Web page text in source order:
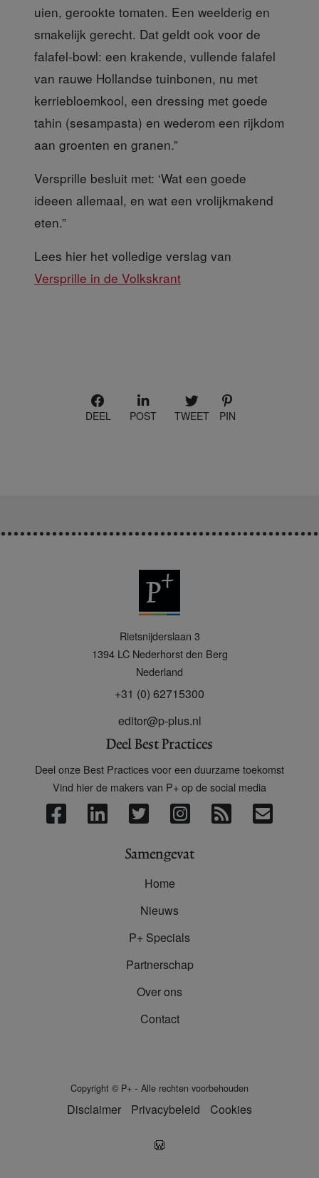
uien, gerookte tomaten. Een weelderig en
smakelijk gerecht. Dat geldt ook voor de
falafel-bowl: een krakende, vullende falafel
van rauwe Hollandse tuinbonen, nu met
kerriebloemkool, een dressing met goede
tahin (sesampasta) en wederom een rijkdom
aan groenten en granen.”
Versprille besluit met: ‘Wat een goede
ideeen allemaal, en wat een vrolijkmakend
eten.”
Lees hier het volledige verslag van
Versprille in de Volkskrant
DEEL POST TWEET PIN
Rietsnijderslaan 3
1394 LC Nederhorst den Berg
Nederland
+31 (0) 62715300
editor@p-plus.nl
Deel Best Practices
Deel onze Best Practices voor een duurzame toekomst
Vind hier de makers van P+ op de social media
Samengevat
Home
Nieuws
P+ Specials
Partnerschap
Over ons
Contact
Copyright © P+ - Alle rechten voorbehouden
Disclaimer Privacybeleid Cookies